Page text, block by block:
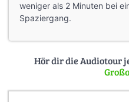
weniger als 2 Minuten bei
Spaziergang.
Hör dir die Audiotour